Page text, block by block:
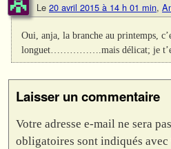
Le 20 avril 2015 à 14 h 01 min,
Oui, anja, la branche au printemps,
longuet…………….mais délicat; je
Laisser un commentaire
Votre adresse e-mail ne sera
obligatoires sont indiqués avec